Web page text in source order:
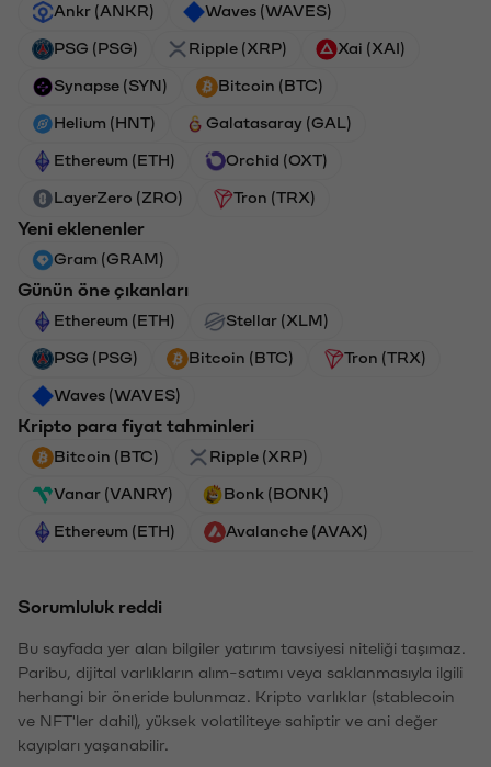
Ankr (ANKR) Waves (WAVES)
PSG (PSG) Ripple (XRP) Xai (XAI)
Synapse (SYN) Bitcoin (BTC)
Helium (HNT) Galatasaray (GAL)
Ethereum (ETH) Orchid (OXT)
LayerZero (ZRO) Tron (TRX)
Yeni eklenenler
Gram (GRAM)
Günün öne çıkanları
Ethereum (ETH) Stellar (XLM)
PSG (PSG) Bitcoin (BTC) Tron (TRX)
Waves (WAVES)
Kripto para fiyat tahminleri
Bitcoin (BTC) Ripple (XRP)
Vanar (VANRY) Bonk (BONK)
Ethereum (ETH) Avalanche (AVAX)
Sorumluluk reddi
Bu sayfada yer alan bilgiler yatırım tavsiyesi niteliği taşımaz.
Paribu, dijital varlıkların alım-satımı veya saklanmasıyla ilgili
herhangi bir öneride bulunmaz. Kripto varlıklar (stablecoin
ve NFT'ler dahil), yüksek volatiliteye sahiptir ve ani değer
kayıpları yaşanabilir.